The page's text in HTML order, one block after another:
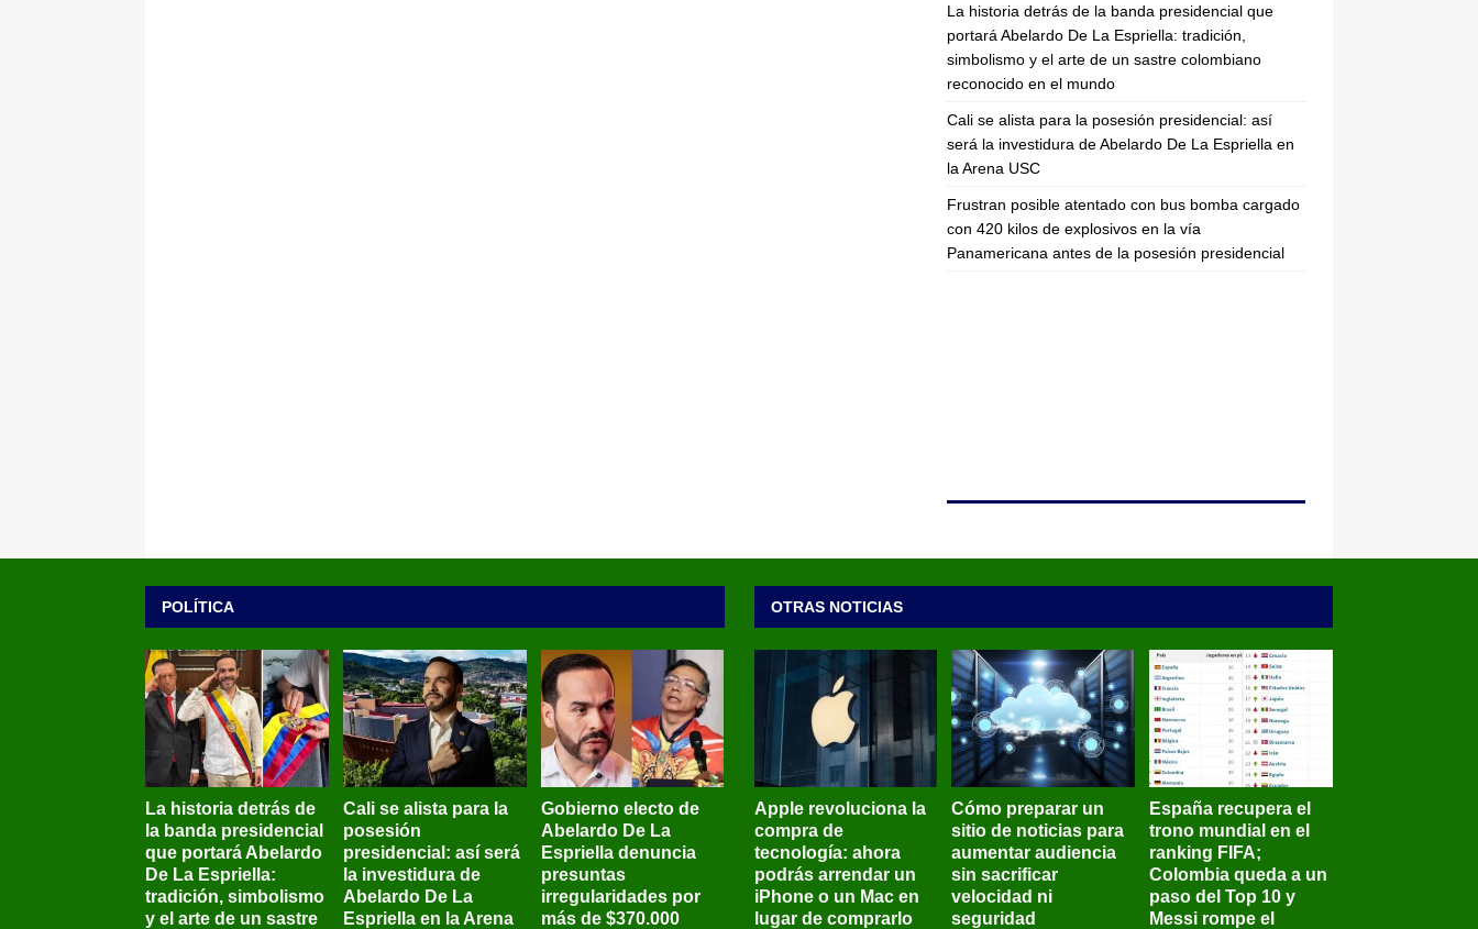
La historia detrás de la banda presidencial que
portará Abelardo De La Espriella: tradición,
simbolismo y el arte de un sastre colombiano
reconocido en el mundo
Cali se alista para la posesión presidencial: así
será la investidura de Abelardo De La Espriella en
la Arena USC
Frustran posible atentado con bus bomba cargado
con 420 kilos de explosivos en la vía
Panamericana antes de la posesión presidencial
POLÍTICA
La historia detrás de
la banda presidencial
que portará Abelardo
De La Espriella:
tradición, simbolismo
y el arte de un sastre
Cali se alista para la
posesión
presidencial: así será
la investidura de
Abelardo De La
Espriella en la Arena
Gobierno electo de
Abelardo De La
Espriella denuncia
presuntas
irregularidades por
más de $370.000
OTRAS NOTICIAS
Apple revoluciona la
compra de
tecnología: ahora
podrás arrendar un
iPhone o un Mac en
lugar de comprarlo
Cómo preparar un
sitio de noticias para
aumentar audiencia
sin sacrificar
velocidad ni
seguridad
España recupera el
trono mundial en el
ranking FIFA;
Colombia queda a un
paso del Top 10 y
Messi rompe el